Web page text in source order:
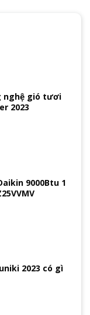
nghệ gió tươi
2023
9000Btu 1
2023 có gì